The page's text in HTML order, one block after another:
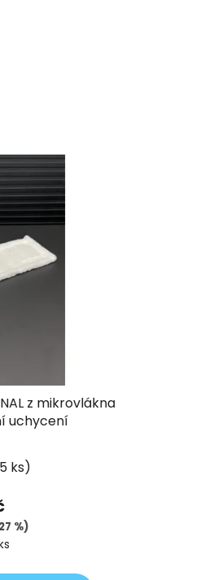
z mikrovlákna
uchycení
ks)
%)